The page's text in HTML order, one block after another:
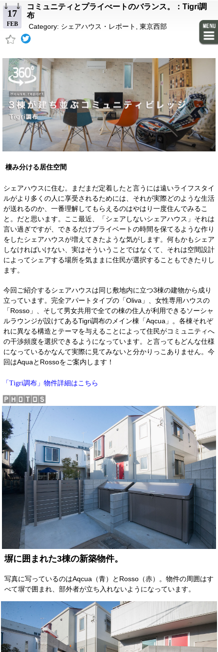
17
FEB
コミュニティとプライべートのバランス。：Tigri調
布
Category: シェアハウス・レポート 東京西部
棲み分ける居住空間
シェアハウスに住む。まだまだ定着したと言うには遠いライフスタイ
ルがより多くの人に享受されるためには、それが実際どのような生活
が送れるのか、一番理解してもらえるのはやはり一度住んでみるこ
と。だと思います。
ここ最近、「シェアしないシェアハウス」それは
言い過ぎですが、できるだけプライベートの時間を保てるような作り
をしたシェアハウスが増えてきたような気がします。何もかもシェア
しなければいけない、実はそういうことではなくて、それは空間設計
によってシェアする場所を気ままに住民が選択することもできたりし
ます。
今回ご紹介するシェアハウスは同じ敷地内に立つ3棟の建物から成り
立っています。完全アパートタイプの「Oliva」、女性専用ハウスの
「Rosso」、そして男女共用で全ての棟の住人が利用できるソーシャ
ルラウンジが設けてあるTigri調布のメイン棟「Aqcua」。各棟それぞ
れに異なる構造とテーマを与えることによって住民がコミュニティへ
の干渉頻度を選択できるようになっています。と言ってもどんな仕様
になっているかなんて実際に見てみないと分かりっこありません。今
回はAquaとRossoをご案内します！
「Tigri調布」 物件詳細はこちら
塀に囲まれた3棟の新築物件。
写真に写っているのはAqcua（青）とRosso（赤）。物件の周囲はす
べて塀で囲まれ、部外者が立ち入れないようになっています。